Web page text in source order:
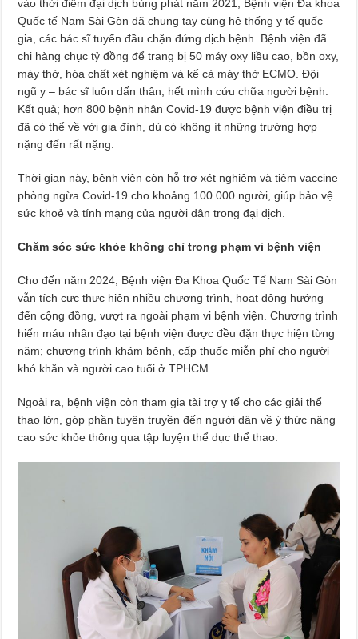
vào thời điểm đại dịch bùng phát năm 2021, Bệnh viện Đa khoa
Quốc tế Nam Sài Gòn đã chung tay cùng hệ thống y tế quốc
gia, các bác sĩ tuyến đầu chặn đứng dịch bệnh. Bệnh viện đã
chi hàng chục tỷ đồng để trang bị 50 máy oxy liều cao, bồn oxy,
máy thở, hóa chất xét nghiệm và kể cả máy thở ECMO. Đội
ngũ y – bác sĩ luôn dấn thân, hết mình cứu chữa người bệnh.
Kết quả; hơn 800 bệnh nhân Covid-19 được bệnh viện điều trị
đã có thể về với gia đình, dù có không ít những trường hợp
nặng đến rất nặng.
Thời gian này, bệnh viện còn hỗ trợ xét nghiệm và tiêm vaccine
phòng ngừa Covid-19 cho khoảng 100.000 người, giúp bảo vệ
sức khoẻ và tính mạng của người dân trong đại dịch.
Chăm sóc sức khỏe không chỉ trong phạm vi bệnh viện
Cho đến năm 2024; Bệnh viện Đa Khoa Quốc Tế Nam Sài Gòn
vẫn tích cực thực hiện nhiều chương trình, hoạt động hướng
đến cộng đồng, vượt ra ngoài phạm vi bệnh viện. Chương trình
hiến máu nhân đạo tại bệnh viện được đều đặn thực hiện từng
năm; chương trình khám bệnh, cấp thuốc miễn phí cho người
khó khăn và người cao tuổi ở TPHCM.
Ngoài ra, bệnh viện còn tham gia tài trợ y tế cho các giải thể
thao lớn, góp phần tuyên truyền đến người dân về ý thức nâng
cao sức khỏe thông qua tập luyện thể dục thể thao.